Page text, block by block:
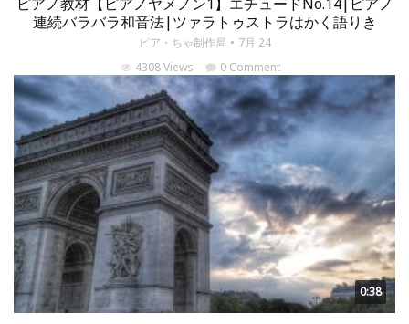
連続バラバラ和音法|ツァラトゥストラはかく語りき
ピア・ちゃ制作局
7月 24
4308 Views
0 Comment
0:38